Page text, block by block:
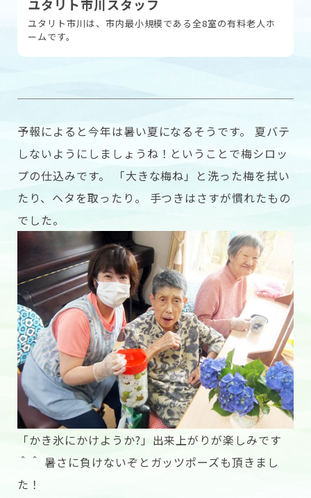
ユタリト市川スタッフ
ユタリト市川は、市内最小規模である全8室の有料老人ホ
ームです。
予報によると今年は暑い夏になるそうです。 夏バテ
しないようにしましょうね！ということで梅シロッ
プの仕込みです。 「大きな梅ね」と洗った梅を拭い
たり、ヘタを取ったり。 手つきはさすが慣れたもの
でした。
「かき氷にかけようか?」出来上がりが楽しみです
＾＾ 暑さに負けないぞとガッツポーズも頂きまし
た！